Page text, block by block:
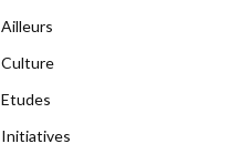
Ailleurs
Culture
Etudes
Initiatives